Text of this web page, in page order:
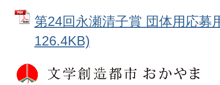
第24回永瀬清子賞 団体用応募
126.4KB)